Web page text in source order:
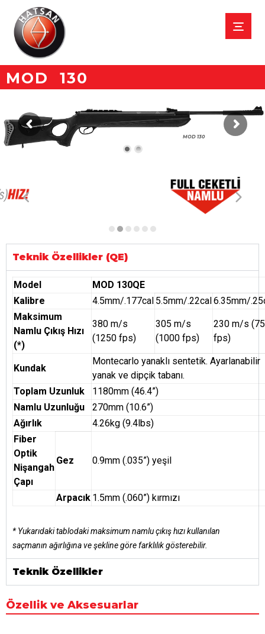
MOD 130
MOD 130
Teknik Özellikler (QE)
Model
MOD 130QE
Kalibre
4.5mm/.177cal 5.5mm/.22cal6.35mm/
Maksimum
Namlu Çıkış Hızı
(*)
380 m/s
(1250 fps)
305 m/s
(1000 fps)
230 m/s
fps)
Kundak
Montecarlo yanaklı sentetik. Ayarlanabilir
yanak ve dipçik tabanı.
Toplam Uzunluk
1180mm (46.4”)
Namlu Uzunluğu
270mm (10.6”)
Ağırlık
4.26kg (9.4lbs)
Fiber
Optik
Nişangah
Çapı
Gez 0.9mm (.035”) yeşil
Arpacık 1.5mm (.060”) kırmızı
* Yukarıdaki tablodaki maksimum namlu çıkış hızı kullanılan
saçmanın ağırlığına ve şekline göre farklılık gösterebilir.
Teknik Özellikler
Özellik ve Aksesuarlar